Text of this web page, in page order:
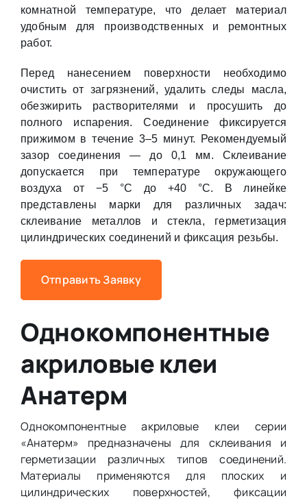
комнатной температуре, что делает материал
удобным для производственных и ремонтных
работ.
Перед нанесением поверхности необходимо
очистить от загрязнений, удалить следы масла,
обезжирить растворителями и просушить до
полного испарения. Соединение фиксируется
прижимом в течение 3–5 минут. Рекомендуемый
зазор соединения — до 0,1 мм. Склеивание
допускается при температуре окружающего
воздуха от −5 °С до +40 °С. В линейке
представлены марки для различных задач:
склеивание металлов и стекла, герметизация
цилиндрических соединений и фиксация резьбы.
Отправить Заявку
Однокомпонентные
акриловые клеи
Анатерм
Однокомпонентные акриловые клеи серии
«Анатерм» предназначены для склеивания и
герметизации различных типов соединений.
Материалы применяются для плоских и
цилиндрических поверхностей, фиксации